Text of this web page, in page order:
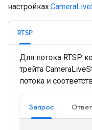
настройках.
RTSP
Для потока RTSP
трейта
потока и
Запрос Ответ